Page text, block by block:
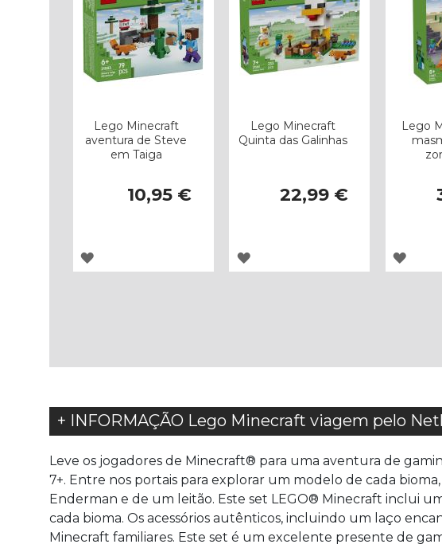
Lego Minecraft
aventura de Steve
em Taiga
10,95 €
ADICIONAR
DESEJOS
Lego Minecraft
Quinta das Galinhas
22,99 €
ADICIONAR
DESEJOS
Lego
+ INFORMAÇÃO Lego Minecraft viagem pelo
Leve os jogadores de Minecraft® para uma aventura de
7+. Entre nos portais para explorar um modelo de cada
Enderman e de um leitão. Este set LEGO® Minecraft inclui
cada bioma. Os acessórios autênticos, incluindo um laço
Minecraft familiares. Este set é um excelente presente de